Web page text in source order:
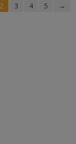
2 3 4 5 →